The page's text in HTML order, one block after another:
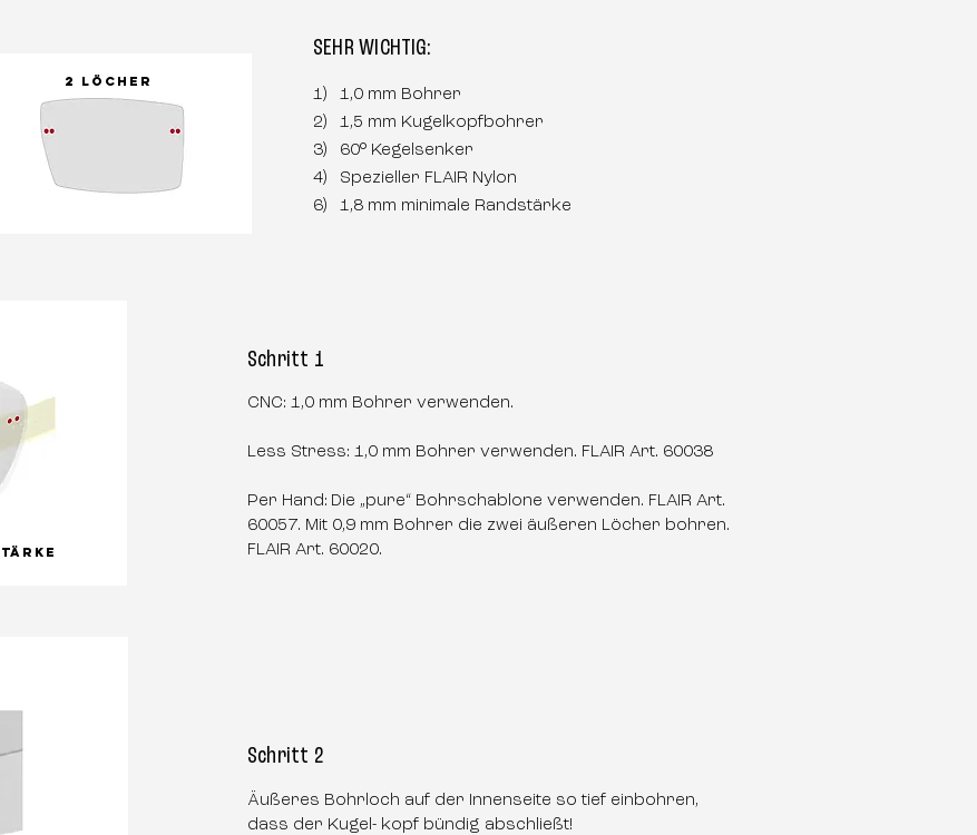
2 Löcher
SEHR WICHTIG:
1) 1,0 mm Bohrer
2) 1,5 mm Kugelkopfbohrer
3) 60° Kegelsenker
4) Spezieller FLAIR Nylon
6) 1,8 mm minimale Randstärke
Schritt 1
CNC: 1,0 mm Bohrer verwenden.
Less Stress: 1,0 mm Bohrer verwenden. FLAIR Art. 60038
Per Hand: Die „pure“ Bohrschablone verwenden. FLAIR Art.
60057. Mit 0,9 mm Bohrer die zwei äußeren Löcher bohren.
FLAIR Art. 60020.
Schritt 2
Äußeres Bohrloch auf der Innenseite so tief einbohren,
dass der Kugel- kopf bündig abschließt!